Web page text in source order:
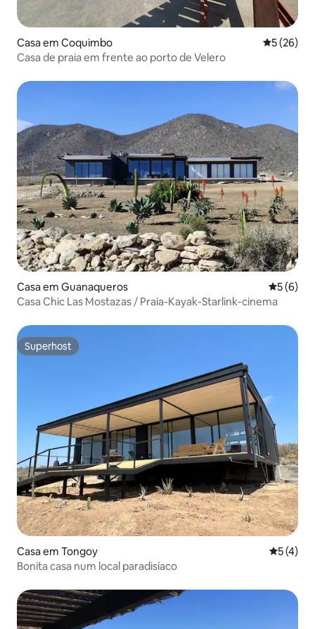
Casa em Coquimbo
5 (26)
Casa de praia em frente ao porto de Velero
Casa em Guanaqueros
5 (6)
Casa Chic Las Mostazas / Praia-Kayak-Starlink-cinema
Superhost
Superhost
Casa em Tongoy
5 (4)
Bonita casa num local paradisíaco